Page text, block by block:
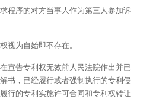
程序的对方当事人作为第三人参加诉
视为自始即不存在。
宣告专利权无效前人民法院作出并已
书，已经履行或者强制执行的专利侵
行的专利实施许可合同和专利权转让